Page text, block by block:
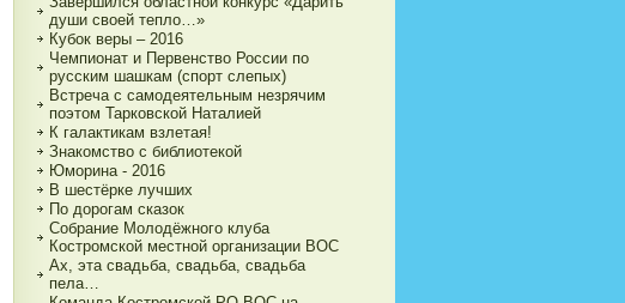
души своей тепло…»
Кубок веры – 2016
Чемпионат и Первенство России по
русским шашкам (спорт слепых)
Встреча с самодеятельным незрячим
поэтом Тарковской Наталией
К галактикам взлетая!
Знакомство с библиотекой
Юморина - 2016
В шестёрке лучших
По дорогам сказок
Собрание Молодёжного клуба
Костромской местной организации ВОС
Ах, эта свадьба, свадьба, свадьба
пела…